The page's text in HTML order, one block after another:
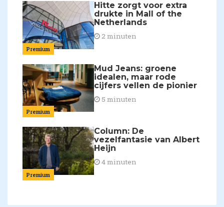
Premium
Hitte zorgt voor extra
drukte in Mall of the
Netherlands
2 minuten
Premium
Mud Jeans: groene
idealen, maar rode
cijfers vellen de pionier
5 minuten
Premium
Column: De
vezelfantasie van Albert
Heijn
4 minuten